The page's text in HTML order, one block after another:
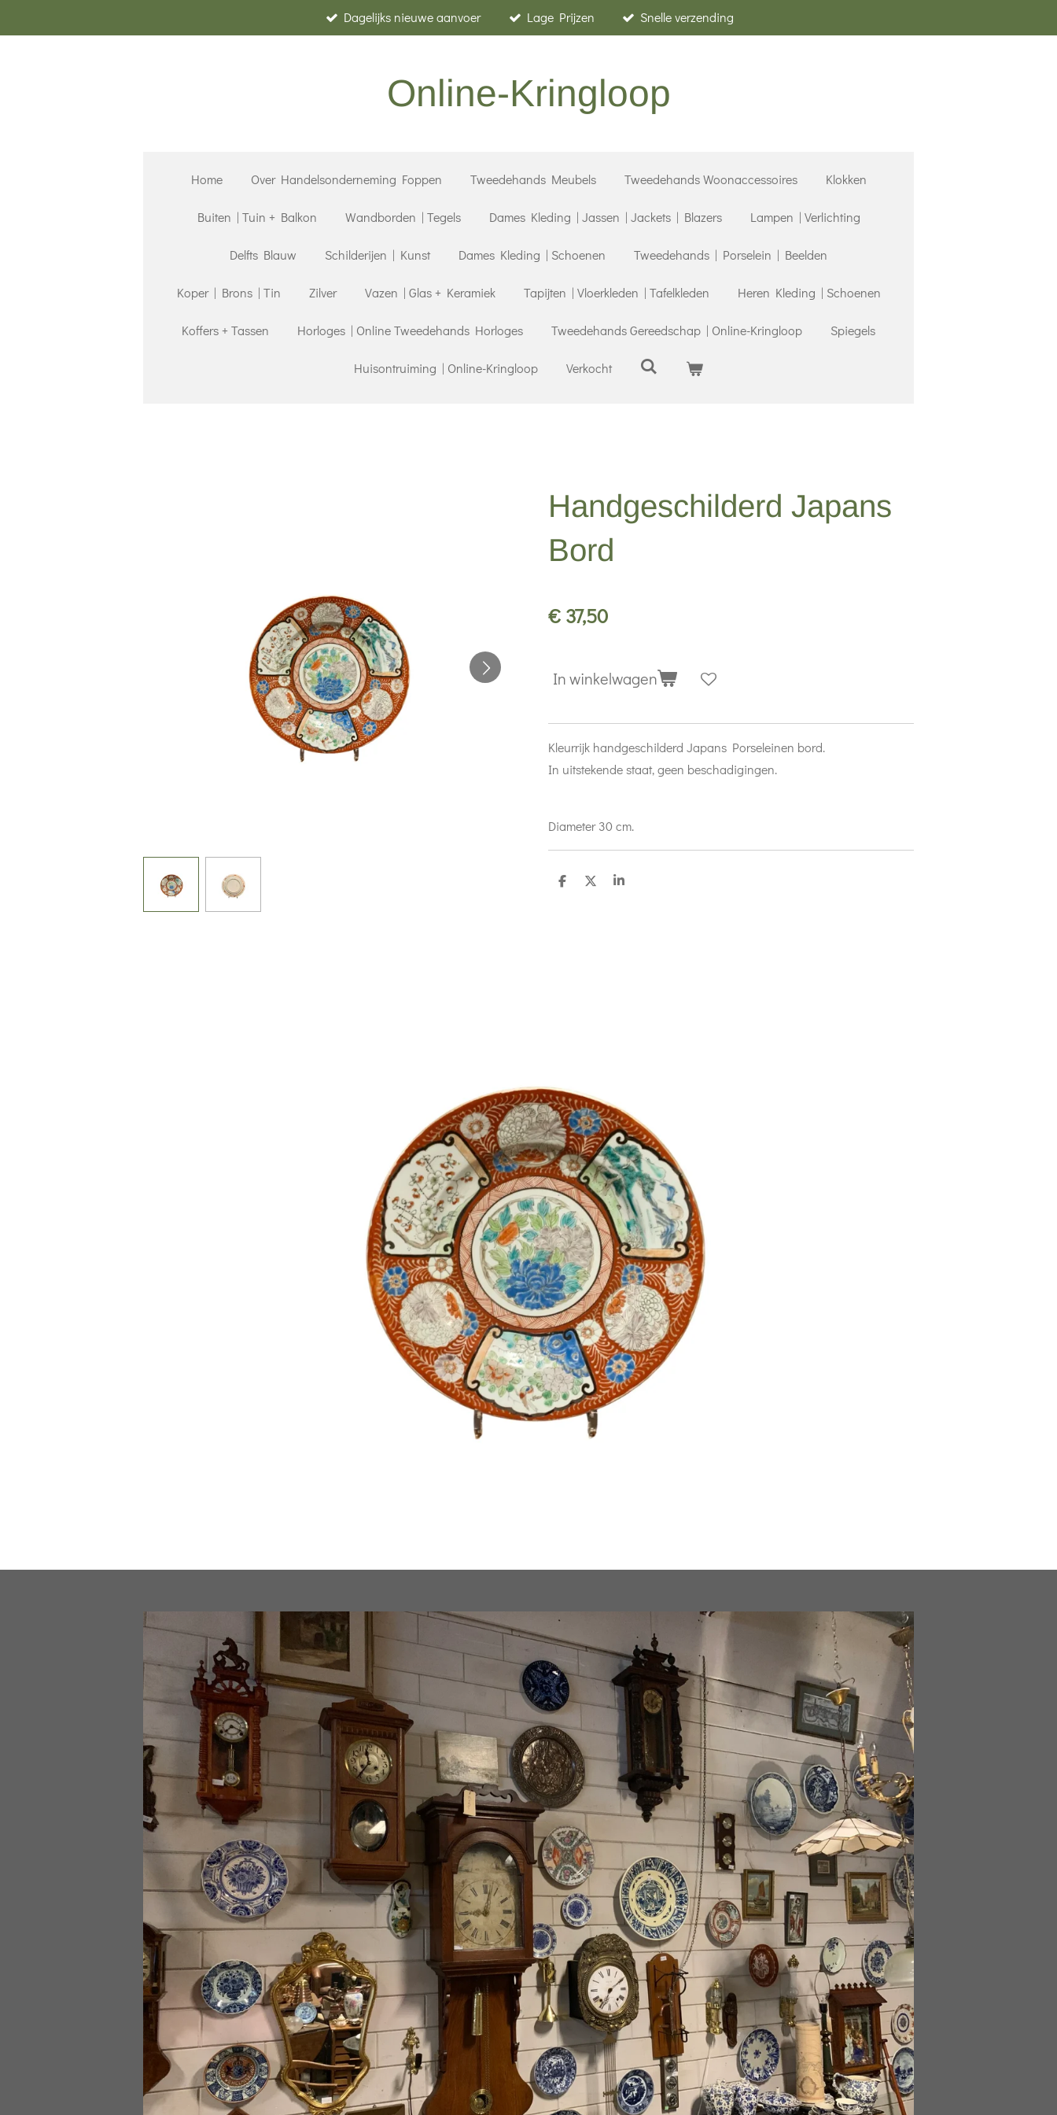
direct
Dagelijks nieuwe aanvoer Lage Prijzen Snelle verzending
Online-Kringloop
Home Over Handelsonderneming Foppen Tweedehands Meubels Tweedehands Woonaccessoires Klokken
Buiten | Tuin + Balkon Wandborden | Tegels Dames Kleding | Jassen | Jackets | Blazers Lampen | Verlichting
Delfts Blauw Schilderijen | Kunst Dames Kleding | Schoenen Tweedehands | Porselein | Beelden
Koper | Brons | Tin Zilver Vazen | Glas + Keramiek Tapijten | Vloerkleden | Tafelkleden Heren Kleding | Schoenen
Koffers + Tassen Horloges | Online Tweedehands Horloges Tweedehands Gereedschap | Online-Kringloop Spiegels
Huisontruiming | Online-Kringloop Verkocht
Handgeschilderd Japans
Bord
€ 37,50
In winkelwagen
Kleurrijk handgeschilderd Japans Porseleinen bord.
In uitstekende staat, geen beschadigingen.
Diameter 30 cm.
D
D
S